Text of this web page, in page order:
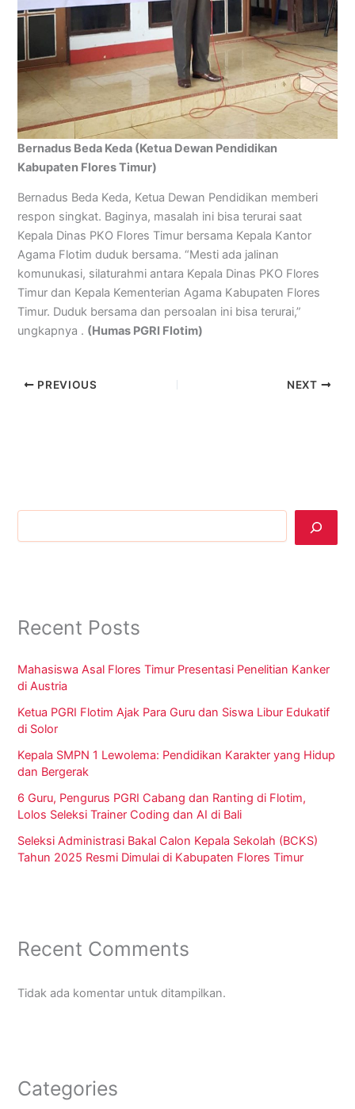
Bernadus Beda Keda (Ketua Dewan Pendidikan
Kabupaten Flores Timur)
Bernadus Beda Keda, Ketua Dewan Pendidikan memberi
respon singkat. Baginya, masalah ini bisa terurai saat
Kepala Dinas PKO Flores Timur bersama Kepala Kantor
Agama Flotim duduk bersama. “Mesti ada jalinan
komunukasi, silaturahmi antara Kepala Dinas PKO Flores
Timur dan Kepala Kementerian Agama Kabupaten Flores
Timur. Duduk bersama dan persoalan ini bisa terurai,”
ungkapnya . (Humas PGRI Flotim)
PREVIOUS NEXT
Cari
Recent Posts
Mahasiswa Asal Flores Timur Presentasi Penelitian Kanker
di Austria
Ketua PGRI Flotim Ajak Para Guru dan Siswa Libur Edukatif
di Solor
Kepala SMPN 1 Lewolema: Pendidikan Karakter yang Hidup
dan Bergerak
6 Guru, Pengurus PGRI Cabang dan Ranting di Flotim,
Lolos Seleksi Trainer Coding dan AI di Bali
Seleksi Administrasi Bakal Calon Kepala Sekolah (BCKS)
Tahun 2025 Resmi Dimulai di Kabupaten Flores Timur
Recent Comments
Tidak ada komentar untuk ditampilkan.
Categories